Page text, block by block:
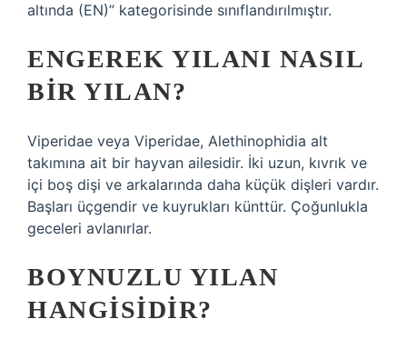
altında (EN)” kategorisinde sınıflandırılmıştır.
ENGEREK YILANI NASIL
BIR YILAN?
Viperidae veya Viperidae, Alethinophidia alt
takımına ait bir hayvan ailesidir. İki uzun, kıvrık ve
içi boş dişi ve arkalarında daha küçük dişleri vardır.
Başları üçgendir ve kuyrukları künttür. Çoğunlukla
geceleri avlanırlar.
BOYNUZLU YILAN
HANGISIDIR?